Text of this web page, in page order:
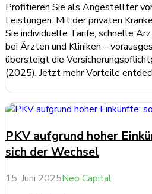
Profitieren Sie als Angestellter
Leistungen: Mit der privaten
Sie individuelle Tarife, schnelle
bei Ärzten und Kliniken –
übersteigt die
(2025). Jetzt mehr Vorteile
weiterlesen ...
PKV aufgrund hoher
sich der Wechsel
15. Juni 2025Neo Capital